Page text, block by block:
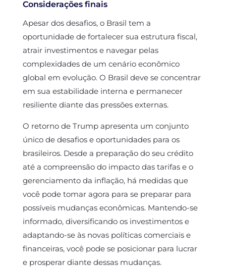
Considerações finais
Apesar dos desafios, o Brasil tem a
oportunidade de fortalecer sua estrutura fiscal,
atrair investimentos e navegar pelas
complexidades de um cenário econômico
global em evolução. O Brasil deve se concentrar
em sua estabilidade interna e permanecer
resiliente diante das pressões externas.
O retorno de Trump apresenta um conjunto
único de desafios e oportunidades para os
brasileiros. Desde a preparação do seu crédito
até a compreensão do impacto das tarifas e o
gerenciamento da inflação, há medidas que
você pode tomar agora para se preparar para
possíveis mudanças econômicas. Mantendo-se
informado, diversificando os investimentos e
adaptando-se às novas políticas comerciais e
financeiras, você pode se posicionar para lucrar
e prosperar diante dessas mudanças.